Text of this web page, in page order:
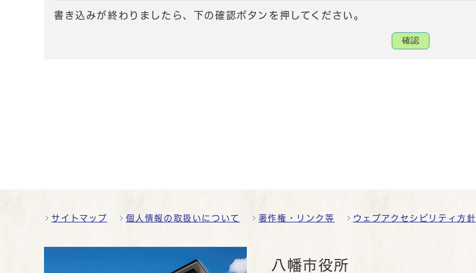
書き込みが終わりましたら、下の確認ボタンを押してください。
確認
サイトマップ 個人情報の取扱いについて 著作権・リンク等 ウェブアクセシビリティ方針
八幡市役所